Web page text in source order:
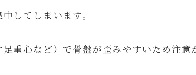
してしまいます。
重心など）で骨盤が歪みやすいため注意